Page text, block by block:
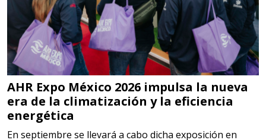
Aplicar al Requerimiento
Empresa en Jalisco
MATERIALES PARA SELLOS DE
BATERÍAS DE LITIO
AHR Expo México 2026 impulsa la nueva
era de la climatización y la eficiencia
energética
En septiembre se llevará a cabo dicha exposición en